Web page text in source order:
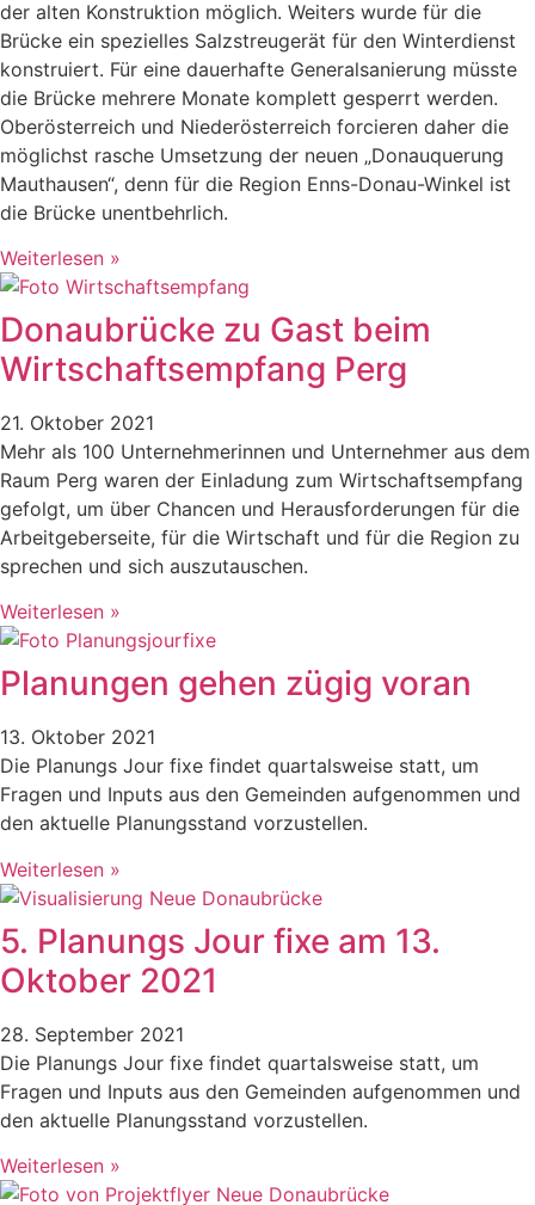
der alten Konstruktion möglich. Weiters wurde für die
Brücke ein spezielles Salzstreugerät für den Winterdienst
konstruiert. Für eine dauerhafte Generalsanierung müsste
die Brücke mehrere Monate komplett gesperrt werden.
Oberösterreich und Niederösterreich forcieren daher die
möglichst rasche Umsetzung der neuen „Donauquerung
Mauthausen“, denn für die Region Enns-Donau-Winkel ist
die Brücke unentbehrlich.
Weiterlesen »
Donaubrücke zu Gast beim
Wirtschaftsempfang Perg
21. Oktober 2021
Mehr als 100 Unternehmerinnen und Unternehmer aus dem
Raum Perg waren der Einladung zum Wirtschaftsempfang
gefolgt, um über Chancen und Herausforderungen für die
Arbeitgeberseite, für die Wirtschaft und für die Region zu
sprechen und sich auszutauschen.
Weiterlesen »
Planungen gehen zügig voran
13. Oktober 2021
Die Planungs Jour fixe findet quartalsweise statt, um
Fragen und Inputs aus den Gemeinden aufgenommen und
den aktuelle Planungsstand vorzustellen.
Weiterlesen »
5. Planungs Jour fixe am 13.
Oktober 2021
28. September 2021
Die Planungs Jour fixe findet quartalsweise statt, um
Fragen und Inputs aus den Gemeinden aufgenommen und
den aktuelle Planungsstand vorzustellen.
Weiterlesen »